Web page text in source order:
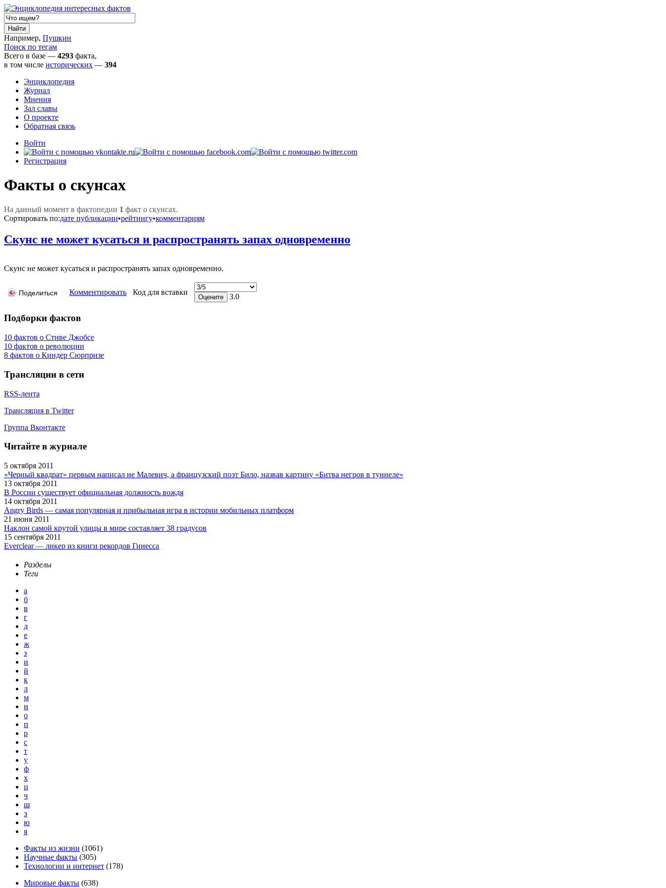
Например, Пушкин
Поиск по тегам
Всего в базе — 4293 факта,
в том числе исторических — 394
Энциклопедия
Журнал
Мнения
Зал славы
О проекте
Обратная связь
Войти
Регистрация
Факты о скунсах
На данный момент в фактопедии 1 факт о скунсах.
Сортировать по:дате публикации•рейтингу•комментариям
Скунс не может кусаться и распространять запах одновременно
Скунс не может кусаться и распространять запах одновременно.
Поделиться Комментировать Код для вставки
3.0
Подборки фактов
10 фактов о Стиве Джобсе
10 фактов о революции
8 фактов о Киндер Сюрпризе
Трансляции в сети
RSS-лента
Трансляция в Twitter
Группа Вконтакте
Читайте в журнале
5 октября 2011
«Черный квадрат» первым написал не Малевич, а французский поэт Било, назвав картину «Битва негров в туннеле»
13 октября 2011
В России существует официальная должность вождя
14 октября 2011
Angry Birds — самая популярная и прибыльная игра в истории мобильных платформ
21 июня 2011
Наклон самой крутой улицы в мире составляет 38 градусов
15 сентября 2011
Everclear — ликер из книги рекордов Гинесса
Разделы
Теги
а
б
в
г
д
е
ж
з
и
й
к
л
м
н
о
п
р
с
т
у
ф
х
ц
ч
ш
э
ю
я
Факты из жизни (1061)
Научные факты (305)
Технологии и интернет (178)
Мировые факты (638)